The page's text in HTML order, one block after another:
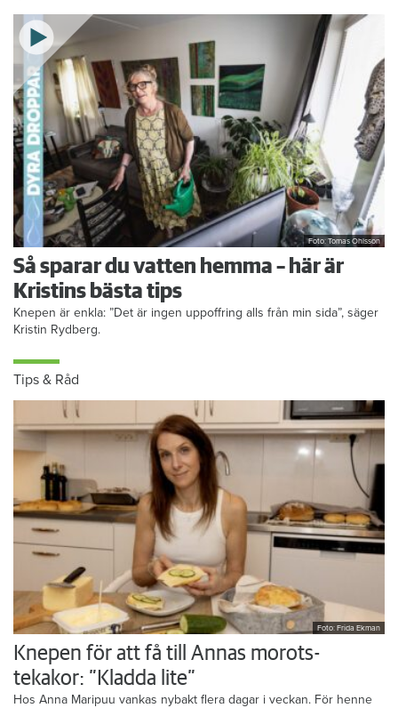
Foto: Tomas Ohlsson
Så sparar du vatten hemma – här är
Kristins bästa tips
Knepen är enkla: ”Det är ingen uppoffring alls från min sida”, säger
Kristin Rydberg.
Tips & Råd
Foto: Frida Ekman
Knepen för att få till Annas morots-
tekakor: ”Kladda lite”
Hos Anna Maripuu vankas nybakt flera dagar i veckan. För henne